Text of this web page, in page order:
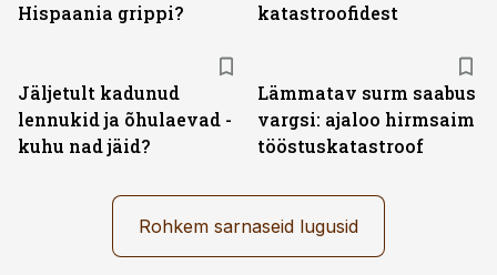
Hispaania grippi?
katastroofidest
Jäljetult kadunud
lennukid ja õhulaevad -
kuhu nad jäid?
Lämmatav surm saabus
vargsi: ajaloo hirmsaim
tööstuskatastroof
Rohkem sarnaseid lugusid